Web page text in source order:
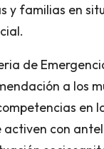
y familias en
de
a los
en
activen con